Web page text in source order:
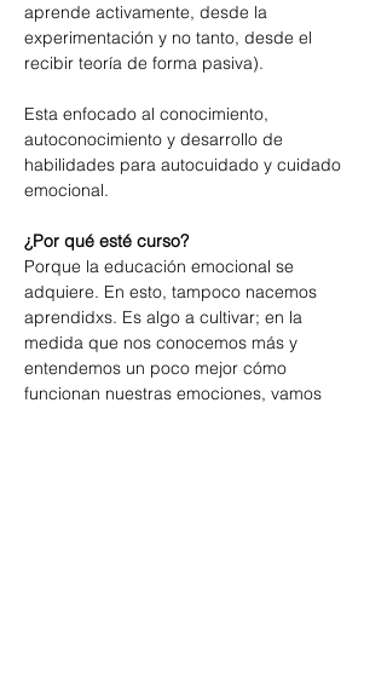
aprende activamente, desde la
experimentación y no tanto, desde el
recibir teoría de forma pasiva).
Esta enfocado al conocimiento,
autoconocimiento y desarrollo de
habilidades para autocuidado y cuidado
emocional.
¿Por qué esté curso?
Porque la educación emocional se
adquiere. En esto, tampoco nacemos
aprendidxs. Es algo a cultivar; en la
medida que nos conocemos más y
entendemos un poco mejor cómo
funcionan nuestras emociones, vamos